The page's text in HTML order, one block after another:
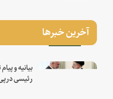
آخرین خبرها
بیانیه و
رئیسی